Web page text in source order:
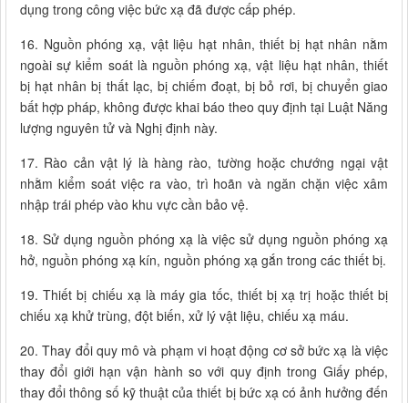
dụng trong công việc bức xạ đã được cấp phép.
16. Nguồn phóng xạ, vật liệu hạt nhân, thiết bị hạt nhân nằm
ngoài sự kiểm soát là nguồn phóng xạ, vật liệu hạt nhân, thiết
bị hạt nhân bị thất lạc, bị chiếm đoạt, bị bỏ rơi, bị chuyển giao
bất hợp pháp, không được khai báo theo quy định tại Luật Năng
lượng nguyên tử và Nghị định này.
17. Rào cản vật lý là hàng rào, tường hoặc chướng ngại vật
nhằm kiểm soát việc ra vào, trì hoãn và ngăn chặn việc xâm
nhập trái phép vào khu vực cần bảo vệ.
18. Sử dụng nguồn phóng xạ là việc sử dụng nguồn phóng xạ
hở, nguồn phóng xạ kín, nguồn phóng xạ gắn trong các thiết bị.
19. Thiết bị chiếu xạ là máy gia tốc, thiết bị xạ trị hoặc thiết bị
chiếu xạ khử trùng, đột biến, xử lý vật liệu, chiếu xạ máu.
20. Thay đổi quy mô và phạm vi hoạt động cơ sở bức xạ là việc
thay đổi giới hạn vận hành so với quy định trong Giấy phép,
thay đổi thông số kỹ thuật của thiết bị bức xạ có ảnh hưởng đến